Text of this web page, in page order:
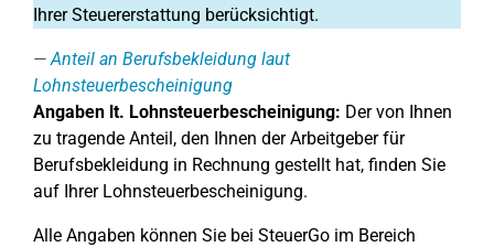
Ihrer Steuererstattung berücksichtigt.
Anteil an Berufsbekleidung laut
Lohnsteuerbescheinigung
Angaben lt. Lohnsteuerbescheinigung: Der von Ihnen
zu tragende Anteil, den Ihnen der Arbeitgeber für
Berufsbekleidung in Rechnung gestellt hat, finden Sie
auf Ihrer Lohnsteuerbescheinigung.
Alle Angaben können Sie bei SteuerGo im Bereich